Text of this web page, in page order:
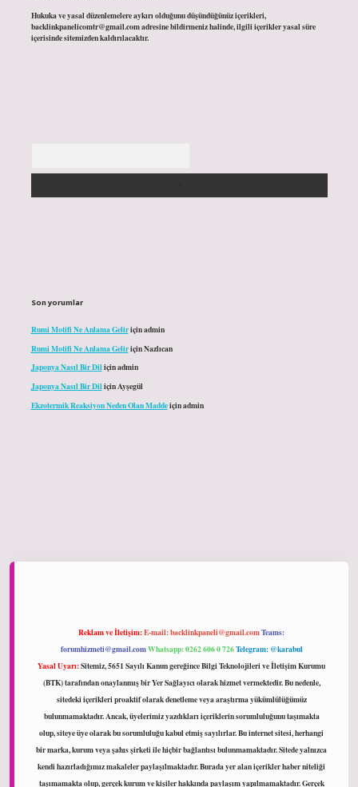
Hukuka ve yasal düzenlemelere aykırı olduğunu düşündüğünüz içerikleri,
backlinkpanelicomtr@gmail.comadresine bildirmeniz halinde, ilgili içerikler yasal süre
içerisinde sitemizden kaldırılacaktır.
Son yorumlar
Rumi Motifi Ne Anlama Geliriçinadmin
Rumi Motifi Ne Anlama GeliriçinNazlıcan
Japonya Nasıl Bir Diliçinadmin
Japonya Nasıl Bir DiliçinAyşegül
Ekzotermik Reaksiyon Neden Olan Maddeiçinadmin
Reklam ve İletişim:E-mail:backlinkpaneli@gmail.comTeams:
forumhizmeti@gmail.comWhatsapp: 0262 606 0 726Telegram: @karabul
Yasal Uyarı:Sitemiz, 5651 Sayılı Kanun gereğince Bilgi Teknolojileri ve İletişim Kurumu
(BTK) tarafından onaylanmış bir Yer Sağlayıcı olarak hizmet vermektedir. Bu nedenle,
sitedeki içerikleri proaktif olarak denetleme veya araştırma yükümlülüğümüz
bulunmamaktadır. Ancak, üyelerimiz yazdıkları içeriklerin sorumluluğunu taşımakta
olup, siteye üye olarak bu sorumluluğu kabul etmiş sayılırlar. Bu internet sitesi, herhangi
bir marka, kurum veya şahıs şirketi ile hiçbir bağlantısı bulunmamaktadır. Sitede yalnızca
kendi hazırladığımız makaleler paylaşılmaktadır. Burada yer alan içerikler haber niteliği
taşımamakta olup, gerçek kurum ve kişiler hakkında paylaşım yapılmamaktadır. Gerçek